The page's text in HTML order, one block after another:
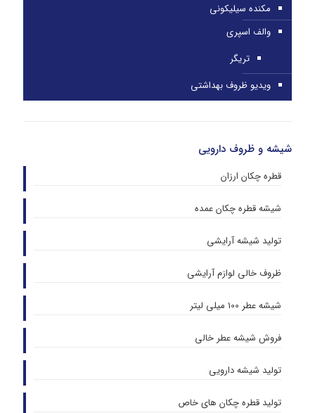
مکنده سیلیکونی
والف اسپری
تریگر
ویدیو ظروف بهداشتی
شیشه و ظروف دارویی
قطره چکان ارزان
شیشه قطره چکان عمده
تولید شیشه آرایشی
ظروف خالی لوازم آرایشی
شیشه عطر 100 میلی لیتر
فروش شیشه عطر خالی
تولید شیشه دارویی
تولید قطره چکان های خاص